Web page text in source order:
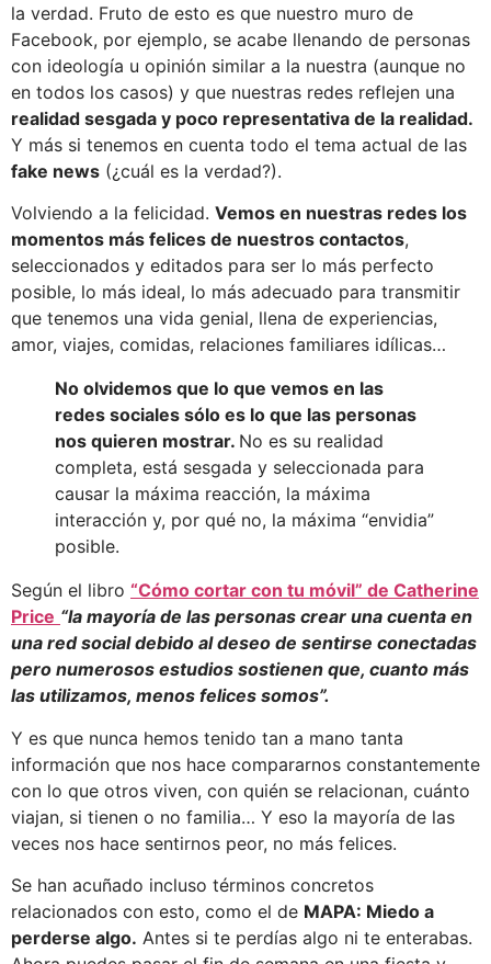
la verdad. Fruto de esto es que nuestro muro de
Facebook, por ejemplo, se acabe llenando de personas
con ideología u opinión similar a la nuestra (aunque no
en todos los casos) y que nuestras redes reflejen una
realidad sesgada y poco representativa de la realidad.
Y más si tenemos en cuenta todo el tema actual de las
fake news (¿cuál es la verdad?).
Volviendo a la felicidad. Vemos en nuestras redes los
momentos más felices de nuestros contactos,
seleccionados y editados para ser lo más perfecto
posible, lo más ideal, lo más adecuado para transmitir
que tenemos una vida genial, llena de experiencias,
amor, viajes, comidas, relaciones familiares idílicas…
No olvidemos que lo que vemos en las
redes sociales sólo es lo que las personas
nos quieren mostrar. No es su realidad
completa, está sesgada y seleccionada para
causar la máxima reacción, la máxima
interacción y, por qué no, la máxima “envidia”
posible.
Según el libro “Cómo cortar con tu móvil” de Catherine
Price “la mayoría de las personas crear una cuenta en
una red social debido al deseo de sentirse conectadas
pero numerosos estudios sostienen que, cuanto más
las utilizamos, menos felices somos”.
Y es que nunca hemos tenido tan a mano tanta
información que nos hace compararnos constantemente
con lo que otros viven, con quién se relacionan, cuánto
viajan, si tienen o no familia… Y eso la mayoría de las
veces nos hace sentirnos peor, no más felices.
Se han acuñado incluso términos concretos
relacionados con esto, como el de MAPA: Miedo a
perderse algo. Antes si te perdías algo ni te enterabas.